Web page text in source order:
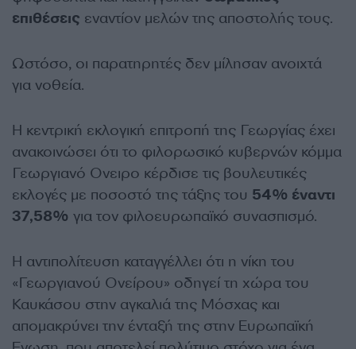
επιθέσεις εναντίον μελών της αποστολής τους.
Ωστόσο, οι παρατηρητές δεν μίλησαν ανοιχτά
για νοθεία.
Η κεντρική εκλογική επιτροπή της Γεωργίας έχει
ανακοινώσει ότι το φιλορωσικό κυβερνών κόμμα
Γεωργιανό Ονειρο κέρδισε τις βουλευτικές
εκλογές με ποσοστό της τάξης του 54% έναντι
37,58% για τον φιλοευρωπαϊκό συνασπισμό.
Η αντιπολίτευση καταγγέλλει ότι η νίκη του
«Γεωργιανού Ονείρου» οδηγεί τη χώρα του
Καυκάσου στην αγκαλιά της Μόσχας και
απομακρύνει την ένταξή της στην Ευρωπαϊκή